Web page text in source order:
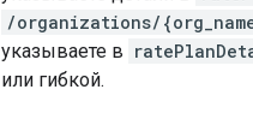
/organizations/
указываете в
или гибкой.